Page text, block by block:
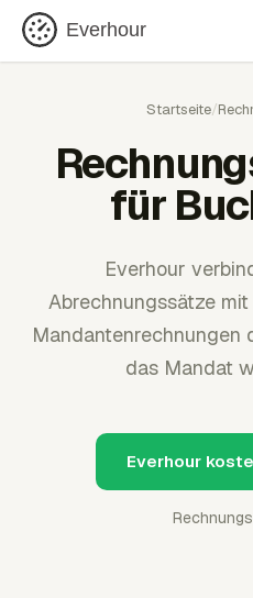
Everhour
Startseite/
für
Everhour
Abrechnungssätze
Mandantenrechnungen
das Mandat
Everhour